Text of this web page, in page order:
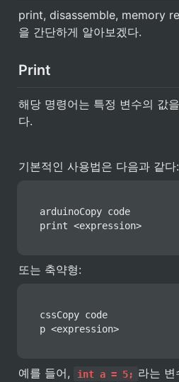
print, disassemble, memory
을 간단하게 알아보겠다.
Print
해당 명령어는 특정 변수의 값
다.
기본적인 사용법은 다음과 같다:
arduinoCopy code
print <expression>
또는 축약형:
cssCopy code
p <expression>
예를 들어, int a = 5; 라는 변